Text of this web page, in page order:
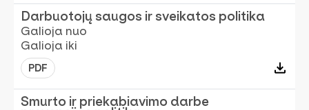
Darbuotojų saugos ir sveikatos politika
Galioja nuo
Galioja iki
PDF
Smurto ir priekabiavimo darbe